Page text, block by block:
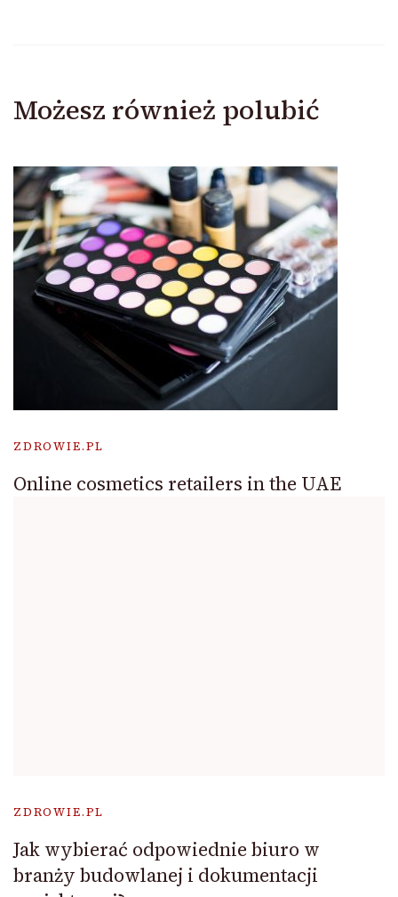
Możesz również polubić
ZDROWIE.PL
Online cosmetics retailers in the UAE
ZDROWIE.PL
Jak wybierać odpowiednie biuro w
branży budowlanej i dokumentacji